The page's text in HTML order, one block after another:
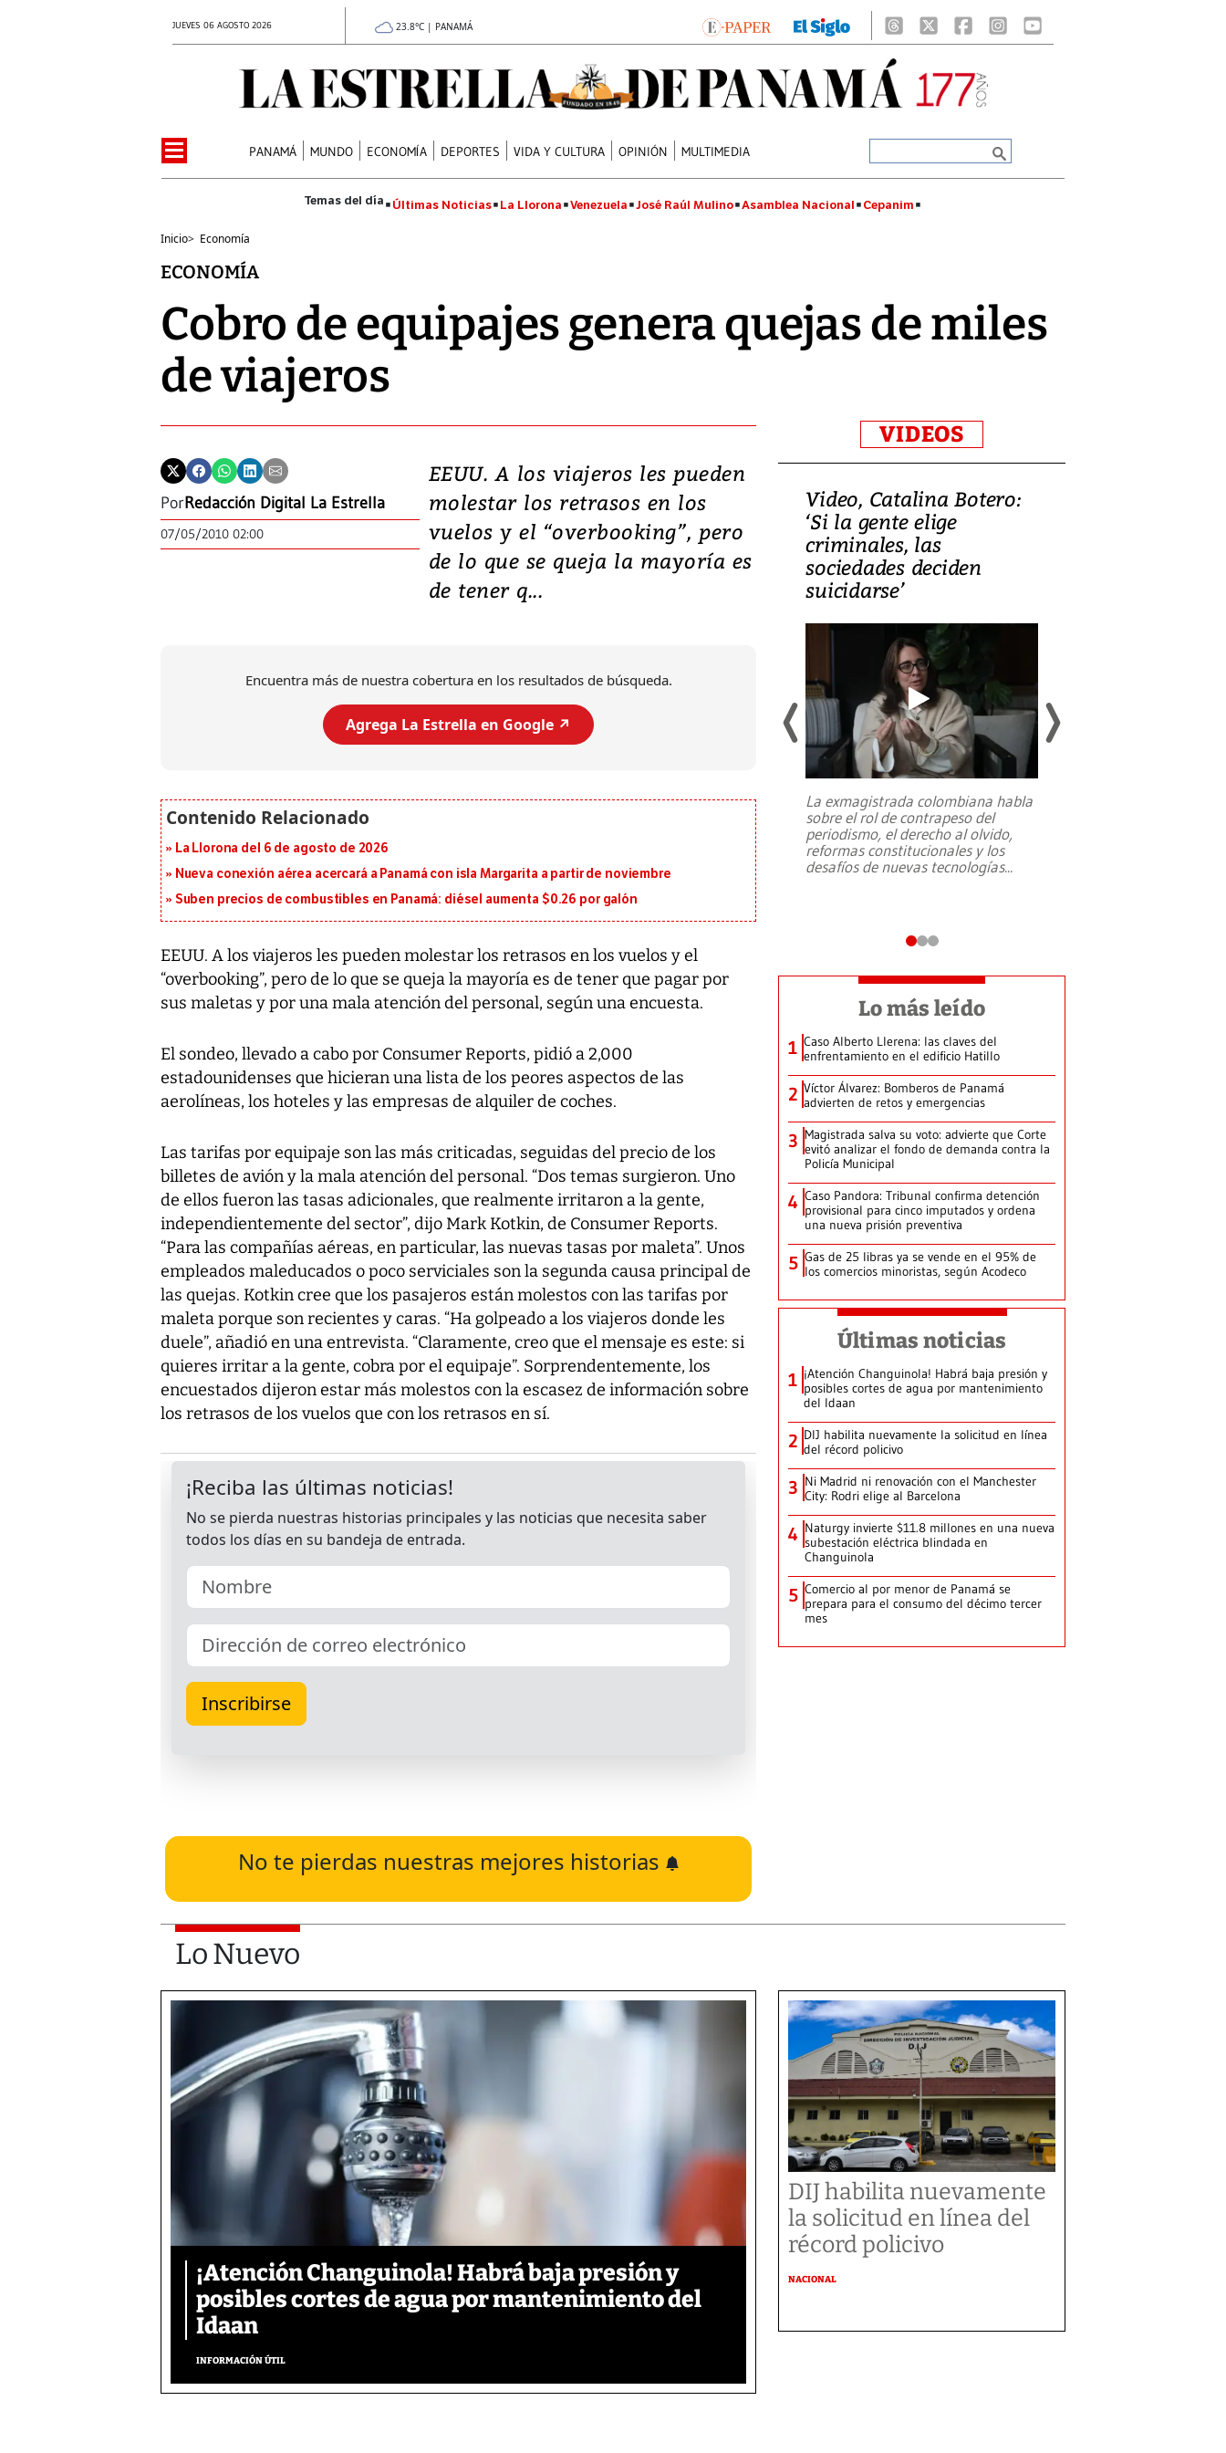
JUEVES 06 AGOSTO 2026 23.8°C | PANAMÁ
PANAMÁ MUNDO ECONOMÍA DEPORTES VIDA Y CULTURA OPINIÓN MULTIMEDIA
Últimas Noticias La Llorona Venezuela José Raúl Mulino Asamblea Nacional Cepanim
Inicio> Economía
ECONOMÍA
Cobro de equipajes genera quejas de miles
de viajeros
PorRedacción Digital La Estrella
07/05/2010 02:00
EEUU. A los viajeros les pueden
molestar los retrasos en los
vuelos y el “overbooking”, pero
de lo que se queja la mayoría es
de tener q...
Encuentra más de nuestra cobertura en los resultados de búsqueda.
Agrega La Estrella en Google ↗️
La Llorona del 6 de agosto de 2026
Nueva conexión aérea acercará a Panamá con isla Margarita a partir de noviembre
Suben precios de combustibles en Panamá: diésel aumenta $0.26 por galón
EEUU. A los viajeros les pueden molestar los retrasos en los vuelos y el
“overbooking”, pero de lo que se queja la mayoría es de tener que pagar por
sus maletas y por una mala atención del personal, según una encuesta.
El sondeo, llevado a cabo por Consumer Reports, pidió a 2,000
estadounidenses que hicieran una lista de los peores aspectos de las
aerolíneas, los hoteles y las empresas de alquiler de coches.
Las tarifas por equipaje son las más criticadas, seguidas del precio de los
billetes de avión y la mala atención del personal. “Dos temas surgieron. Uno
de ellos fueron las tasas adicionales, que realmente irritaron a la gente,
independientemente del sector”, dijo Mark Kotkin, de Consumer Reports.
“Para las compañías aéreas, en particular, las nuevas tasas por maleta”. Unos
empleados maleducados o poco serviciales son la segunda causa principal de
las quejas. Kotkin cree que los pasajeros están molestos con las tarifas por
maleta porque son recientes y caras. “Ha golpeado a los viajeros donde les
duele”, añadió en una entrevista. “Claramente, creo que el mensaje es este: si
quieres irritar a la gente, cobra por el equipaje”. Sorprendentemente, los
encuestados dijeron estar más molestos con la escasez de información sobre
los retrasos de los vuelos que con los retrasos en sí.
No te pierdas nuestras mejores historias
VIDEOS
Video, Japón: Terremoto
deja heridos y graves
daños en Kumamoto
al sur de Japón, provocando una
Video, Catalina Botero:
‘Si la gente elige
criminales, las
sociedades deciden
suicidarse’
La exmagistrada colombiana habla
sobre el rol de contrapeso del
periodismo, el derecho al olvido,
reformas constitucionales y los
desafíos de nuevas tecnologías...
Lo más leído
1 Caso Alberto Llerena: las claves del
enfrentamiento en el edificio Hatillo
2 Víctor Álvarez: Bomberos de Panamá
advierten de retos y emergencias
3 Magistrada salva su voto: advierte que Corte
evitó analizar el fondo de demanda contra la
Policía Municipal
4 Caso Pandora: Tribunal confirma detención
provisional para cinco imputados y ordena
una nueva prisión preventiva
5 Gas de 25 libras ya se vende en el 95% de
los comercios minoristas, según Acodeco
Últimas noticias
1 ¡Atención Changuinola! Habrá baja presión y
posibles cortes de agua por mantenimiento
del Idaan
2 DIJ habilita nuevamente la solicitud en línea
del récord policivo
3 Ni Madrid ni renovación con el Manchester
City: Rodri elige al Barcelona
4 Naturgy invierte $11.8 millones en una nueva
subestación eléctrica blindada en
Changuinola
5 Comercio al por menor de Panamá se
prepara para el consumo del décimo tercer
mes
Lo Nuevo
¡Atención Changuinola! Habrá baja presión y
posibles cortes de agua por mantenimiento del
Idaan
INFORMACIÓN ÚTIL
DIJ habilita nuevamente
la solicitud en línea del
récord policivo
NACIONAL